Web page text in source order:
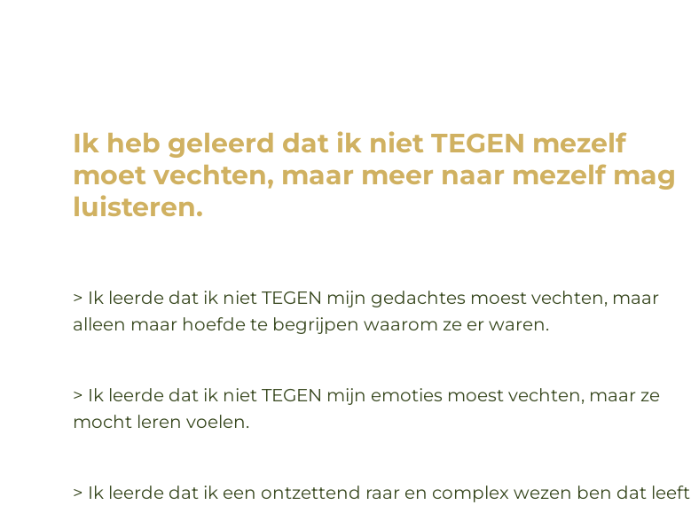
Ik heb geleerd dat ik niet TEGEN mezelf
moet vechten, maar meer naar mezelf mag
luisteren.
> Ik leerde dat ik niet TEGEN mijn gedachtes moest vechten, maar
alleen maar hoefde te begrijpen waarom ze er waren.
> Ik leerde dat ik niet TEGEN mijn emoties moest vechten, maar ze
mocht leren voelen.
> Ik leerde dat ik een ontzettend raar en complex wezen ben dat leeft